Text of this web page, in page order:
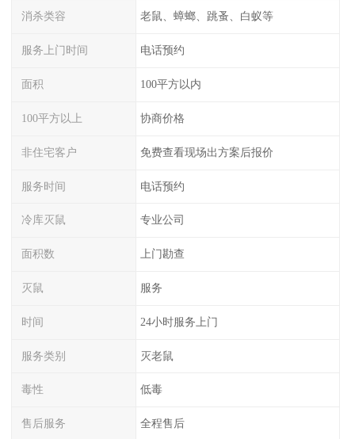
消杀类容 老鼠、蟑螂、跳蚤、白蚁等
服务上门时间 电话预约
面积 100平方以内
100平方以上 协商价格
非住宅客户 免费查看现场出方案后报价
服务时间 电话预约
冷库灭鼠 专业公司
面积数 上门勘查
灭鼠 服务
时间 24小时服务上门
服务类别 灭老鼠
毒性 低毒
售后服务 全程售后